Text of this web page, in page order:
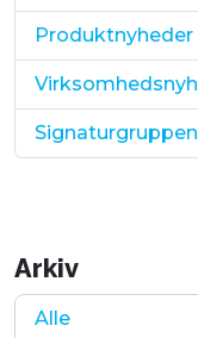
Produktnyheder
Arkiv
Alle